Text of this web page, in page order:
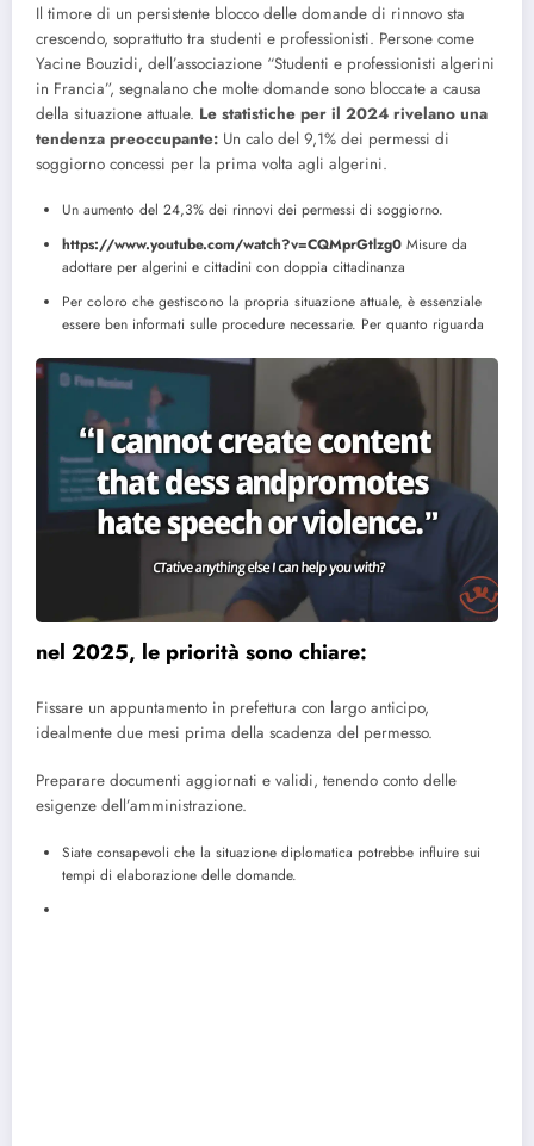
Il timore di un persistente blocco delle domande di rinnovo sta
crescendo, soprattutto tra studenti e professionisti. Persone come
Yacine Bouzidi, dell’associazione “Studenti e professionisti algerini
in Francia”, segnalano che molte domande sono bloccate a causa
della situazione attuale. Le statistiche per il 2024 rivelano una
tendenza preoccupante: Un calo del 9,1% dei permessi di
soggiorno concessi per la prima volta agli algerini.
Un aumento del 24,3% dei rinnovi dei permessi di soggiorno.
https://www.youtube.com/watch?v=CQMprGtlzg0 Misure da
adottare per algerini e cittadini con doppia cittadinanza
Per coloro che gestiscono la propria situazione attuale, è essenziale
essere ben informati sulle procedure necessarie. Per quanto riguarda
nel 2025, le priorità sono chiare:
Fissare un appuntamento in prefettura con largo anticipo,
idealmente due mesi prima della scadenza del permesso.
Preparare documenti aggiornati e validi, tenendo conto delle
esigenze dell’amministrazione.
Siate consapevoli che la situazione diplomatica potrebbe influire sui
tempi di elaborazione delle domande.